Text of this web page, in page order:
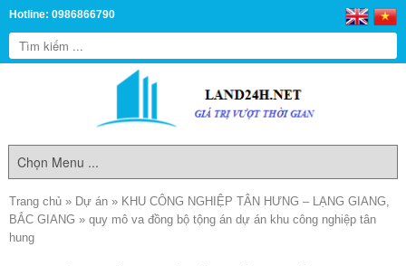
Hotline: 0986866790
Trang chủ » Dự án » KHU CÔNG NGHIỆP TÂN HƯNG – LẠNG GIANG,
BẮC GIANG » quy mô va đồng bộ tộng án dự án khu công nghiệp tân
hung